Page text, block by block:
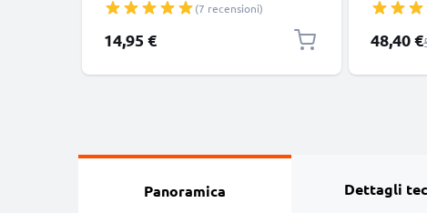
VML4030) Batterie per fotocamera,
cavo di ricarica Alimentatore
(7 recensioni)
14,95 €
per
Prezzo
48,40 €
Panoramica Dettagli